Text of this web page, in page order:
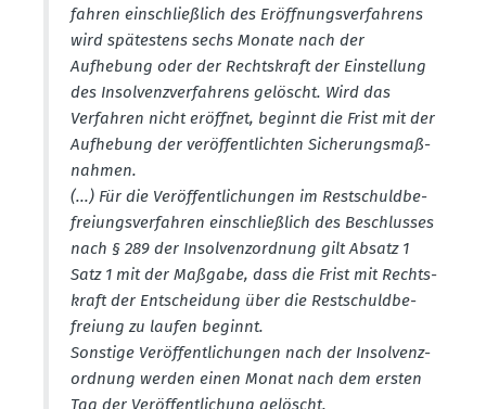
fahren einschlie­ßlich des Eröff­nungs­ver­fahrens
wird spätestens sechs Monate nach der
Aufhebung oder der Rechts­kraft der Einstellung
des Insol­venz­ver­fahrens gelöscht. Wird das
Verfahren nicht eröffnet, beginnt die Frist mit der
Aufhebung der veröf­fent­lichten Siche­rungs­maß­
nahmen.
(...) Für die Veröf­fent­li­chungen im Restschuld­be­
frei­ungs­ver­fahren einschlie­ßlich des Beschlusses
nach § 289 der Insol­venz­ordnung gilt Absatz 1
Satz 1 mit der Maßgabe, dass die Frist mit Rechts­
kraft der Entscheidung über die Restschuld­be­
freiung zu laufen beginnt.
Sonstige Veröf­fent­li­chungen nach der Insol­venz­
ordnung werden einen Monat nach dem ersten
Tag der Veröf­fent­li­chung gelöscht.